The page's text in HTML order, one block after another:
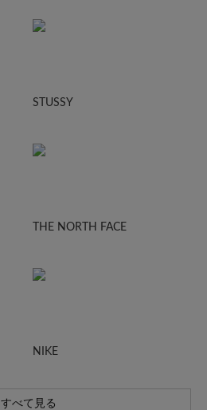
STUSSY
THE NORTH FACE
NIKE
すべて見る